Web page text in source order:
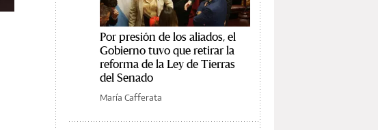
Por presión de los aliados, el
Gobierno tuvo que retirar la
reforma de la Ley de Tierras
del Senado
María Cafferata